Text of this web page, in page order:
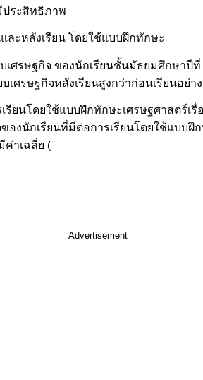
ประสิทธิภาพ
ละหลังเรียน โดยใช้แบบฝึกทักษะ
เศรษฐกิจ ของนักเรียนชั้นมัธยมศึกษา
เศรษฐกิจหลังเรียนสูงกว่าก่อนเรียนอย่
ยนโดยใช้แบบฝึกทักษะเศรษฐศาสตร์เ
งนักเรียนที่มีต่อการเรียนโดยใช้แบบฝึ
ค่าเฉลี่ย (
Advertisement